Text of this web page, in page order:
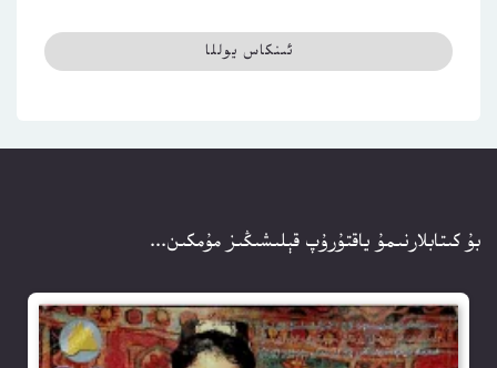
بۇ كىتابلارنىمۇ ياقتۇرۇپ قېلىشىڭىز مۇمكىن...